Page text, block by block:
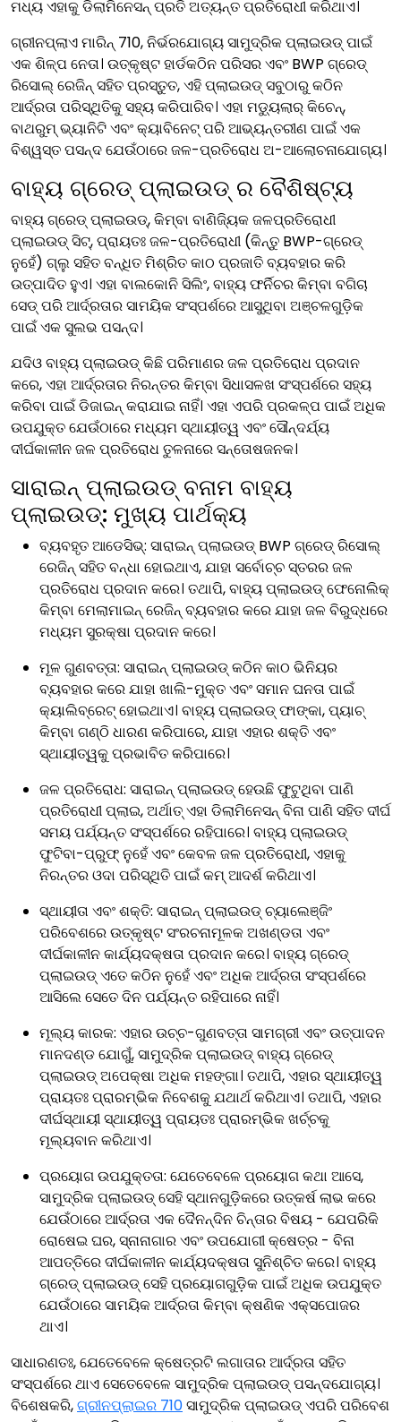
ମଧ୍ୟ ଏହାକୁ ଡିଲାମିନେସନ୍ ପ୍ରତି ଅତ୍ୟନ୍ତ ପ୍ରତିରୋଧୀ କରିଥାଏ।
ଗ୍ରୀନପ୍ଲାଏ ମାରିନ୍ 710, ନିର୍ଭରଯୋଗ୍ୟ ସାମୁଦ୍ରିକ ପ୍ଲାଇଉଡ୍ ପାଇଁ
ଏକ ଶିଳ୍ପ ନେତା। ଉତ୍କୃଷ୍ଟ ହାର୍ଡକଠିନ ପରିସର ଏବଂ BWP ଗ୍ରେଡ୍
ରିସୋଲ୍ ରେଜିନ୍ ସହିତ ପ୍ରସ୍ତୁତ, ଏହି ପ୍ଲାଇଉଡ୍ ସବୁଠାରୁ କଠିନ
ଆର୍ଦ୍ରତା ପରିସ୍ଥିତିକୁ ସହ୍ୟ କରିପାରିବ। ଏହା ମଡ୍ୟୁଲାର୍ କିଚେନ୍,
ବାଥରୁମ୍ ଭ୍ୟାନିଟି ଏବଂ କ୍ୟାବିନେଟ୍ ପରି ଆଭ୍ୟନ୍ତରୀଣ ପାଇଁ ଏକ
ବିଶ୍ୱସ୍ତ ପସନ୍ଦ ଯେଉଁଠାରେ ଜଳ-ପ୍ରତିରୋଧ ଅ-ଆଲୋଚନାଯୋଗ୍ୟ।
ବାହ୍ୟ ଗ୍ରେଡ୍ ପ୍ଲାଇଉଡ୍ ର ବୈଶିଷ୍ଟ୍ୟ
ବାହ୍ୟ ଗ୍ରେଡ୍ ପ୍ଲାଇଉଡ୍, କିମ୍ବା ବାଣିଜ୍ୟିକ ଜଳପ୍ରତିରୋଧୀ
ପ୍ଲାଇଉଡ୍ ସିଟ୍, ପ୍ରାୟତଃ ଜଳ-ପ୍ରତିରୋଧୀ (କିନ୍ତୁ BWP-ଗ୍ରେଡ୍
ନୁହେଁ) ଗ୍ଲୁ ସହିତ ବନ୍ଧିତ ମିଶ୍ରିତ କାଠ ପ୍ରଜାତି ବ୍ୟବହାର କରି
ଉତ୍ପାଦିତ ହୁଏ। ଏହା ବାଲକୋନି ସିଲିଂ, ବାହ୍ୟ ଫର୍ନିଚର କିମ୍ବା ବଗିଚା
ସେଡ୍ ପରି ଆର୍ଦ୍ରତାର ସାମୟିକ ସଂସ୍ପର୍ଶରେ ଆସୁଥିବା ଅଞ୍ଚଳଗୁଡ଼ିକ
ପାଇଁ ଏକ ସୁଲଭ ପସନ୍ଦ।
ଯଦିଓ ବାହ୍ୟ ପ୍ଲାଇଉଡ୍ କିଛି ପରିମାଣର ଜଳ ପ୍ରତିରୋଧ ପ୍ରଦାନ
କରେ, ଏହା ଆର୍ଦ୍ରତାର ନିରନ୍ତର କିମ୍ବା ସିଧାସଳଖ ସଂସ୍ପର୍ଶରେ ସହ୍ୟ
କରିବା ପାଇଁ ଡିଜାଇନ୍ କରାଯାଇ ନାହିଁ। ଏହା ଏପରି ପ୍ରକଳ୍ପ ପାଇଁ ଅଧିକ
ଉପଯୁକ୍ତ ଯେଉଁଠାରେ ମଧ୍ୟମ ସ୍ଥାୟୀତ୍ୱ ଏବଂ ସୌନ୍ଦର୍ଯ୍ୟ
ଦୀର୍ଘକାଳୀନ ଜଳ ପ୍ରତିରୋଧ ତୁଳନାରେ ସନ୍ତୋଷଜନକ।
ସାରାଇନ୍ ପ୍ଲାଇଉଡ୍ ବନାମ ବାହ୍ୟ
ପ୍ଲାଇଉଡ୍: ମୁଖ୍ୟ ପାର୍ଥକ୍ୟ
ବ୍ୟବହୃତ ଆଡେସିଭ୍: ସାରାଇନ୍ ପ୍ଲାଇଉଡ୍ BWP ଗ୍ରେଡ୍ ରିସୋଲ୍
ରେଜିନ୍ ସହିତ ବନ୍ଧା ହୋଇଥାଏ, ଯାହା ସର୍ବୋଚ୍ଚ ସ୍ତରର ଜଳ
ପ୍ରତିରୋଧ ପ୍ରଦାନ କରେ। ତଥାପି, ବାହ୍ୟ ପ୍ଲାଇଉଡ୍ ଫେନୋଲିକ୍
କିମ୍ବା ମେଲାମାଇନ୍ ରେଜିନ୍ ବ୍ୟବହାର କରେ ଯାହା ଜଳ ବିରୁଦ୍ଧରେ
ମଧ୍ୟମ ସୁରକ୍ଷା ପ୍ରଦାନ କରେ।
ମୂଳ ଗୁଣବତ୍ତା: ସାରାଇନ୍ ପ୍ଲାଇଉଡ୍ କଠିନ କାଠ ଭିନିୟର
ବ୍ୟବହାର କରେ ଯାହା ଖାଲି-ମୁକ୍ତ ଏବଂ ସମାନ ଘନତା ପାଇଁ
କ୍ୟାଲିବ୍ରେଟ୍ ହୋଇଥାଏ। ବାହ୍ୟ ପ୍ଲାଇଉଡ୍ ଫାଙ୍କା, ପ୍ୟାଚ୍
କିମ୍ବା ଗଣ୍ଠି ଧାରଣ କରିପାରେ, ଯାହା ଏହାର ଶକ୍ତି ଏବଂ
ସ୍ଥାୟୀତ୍ୱକୁ ପ୍ରଭାବିତ କରିପାରେ।
ଜଳ ପ୍ରତିରୋଧ: ସାରାଇନ୍ ପ୍ଲାଇଉଡ୍ ହେଉଛି ଫୁଟୁଥିବା ପାଣି
ପ୍ରତିରୋଧୀ ପ୍ଲାଇ, ଅର୍ଥାତ୍ ଏହା ଡିଲାମିନେସନ୍ ବିନା ପାଣି ସହିତ ଦୀର୍ଘ
ସମୟ ପର୍ଯ୍ୟନ୍ତ ସଂସ୍ପର୍ଶରେ ରହିପାରେ। ବାହ୍ୟ ପ୍ଲାଇଉଡ୍
ଫୁଟିବା-ପ୍ରୁଫ୍ ନୁହେଁ ଏବଂ କେବଳ ଜଳ ପ୍ରତିରୋଧୀ, ଏହାକୁ
ନିରନ୍ତର ଓଦା ପରିସ୍ଥିତି ପାଇଁ କମ୍ ଆଦର୍ଶ କରିଥାଏ।
ସ୍ଥାୟୀତା ଏବଂ ଶକ୍ତି: ସାରାଇନ୍ ପ୍ଲାଇଉଡ୍ ଚ୍ୟାଲେଞ୍ଜିଂ
ପରିବେଶରେ ଉତ୍କୃଷ୍ଟ ସଂରଚନାମୂଳକ ଅଖଣ୍ଡତା ଏବଂ
ଦୀର୍ଘକାଳୀନ କାର୍ଯ୍ୟଦକ୍ଷତା ପ୍ରଦାନ କରେ। ବାହ୍ୟ ଗ୍ରେଡ୍
ପ୍ଲାଇଉଡ୍ ଏତେ କଠିନ ନୁହେଁ ଏବଂ ଅଧିକ ଆର୍ଦ୍ରତା ସଂସ୍ପର୍ଶରେ
ଆସିଲେ ସେତେ ଦିନ ପର୍ଯ୍ୟନ୍ତ ରହିପାରେ ନାହିଁ।
ମୂଲ୍ୟ କାରକ: ଏହାର ଉଚ୍ଚ-ଗୁଣବତ୍ତା ସାମଗ୍ରୀ ଏବଂ ଉତ୍ପାଦନ
ମାନଦଣ୍ଡ ଯୋଗୁଁ, ସାମୁଦ୍ରିକ ପ୍ଲାଇଉଡ୍ ବାହ୍ୟ ଗ୍ରେଡ୍
ପ୍ଲାଇଉଡ୍ ଅପେକ୍ଷା ଅଧିକ ମହଙ୍ଗା। ତଥାପି, ଏହାର ସ୍ଥାୟୀତ୍ୱ
ପ୍ରାୟତଃ ପ୍ରାରମ୍ଭିକ ନିବେଶକୁ ଯଥାର୍ଥ କରିଥାଏ। ତଥାପି, ଏହାର
ଦୀର୍ଘସ୍ଥାୟୀ ସ୍ଥାୟୀତ୍ୱ ପ୍ରାୟତଃ ପ୍ରାରମ୍ଭିକ ଖର୍ଚ୍ଚକୁ
ମୂଲ୍ୟବାନ କରିଥାଏ।
ପ୍ରୟୋଗ ଉପଯୁକ୍ତତା: ଯେତେବେଳେ ପ୍ରୟୋଗ କଥା ଆସେ,
ସାମୁଦ୍ରିକ ପ୍ଲାଇଉଡ୍ ସେହି ସ୍ଥାନଗୁଡ଼ିକରେ ଉତ୍କର୍ଷ ଲାଭ କରେ
ଯେଉଁଠାରେ ଆର୍ଦ୍ରତା ଏକ ଦୈନନ୍ଦିନ ଚିନ୍ତାର ବିଷୟ - ଯେପରିକି
ରୋଷେଇ ଘର, ସ୍ନାନାଗାର ଏବଂ ଉପଯୋଗୀ କ୍ଷେତ୍ର - ବିନା
ଆପତ୍ତିରେ ଦୀର୍ଘକାଳୀନ କାର୍ଯ୍ୟଦକ୍ଷତା ସୁନିଶ୍ଚିତ କରେ। ବାହ୍ୟ
ଗ୍ରେଡ୍ ପ୍ଲାଇଉଡ୍ ସେହି ପ୍ରୟୋଗଗୁଡ଼ିକ ପାଇଁ ଅଧିକ ଉପଯୁକ୍ତ
ଯେଉଁଠାରେ ସାମୟିକ ଆର୍ଦ୍ରତା କିମ୍ବା କ୍ଷଣିକ ଏକ୍ସପୋଜର
ଥାଏ।
ସାଧାରଣତଃ, ଯେତେବେଳେ କ୍ଷେତ୍ରଟି ଲଗାତାର ଆର୍ଦ୍ରତା ସହିତ
ସଂସ୍ପର୍ଶରେ ଥାଏ ସେତେବେଳେ ସାମୁଦ୍ରିକ ପ୍ଲାଇଉଡ୍ ପସନ୍ଦଯୋଗ୍ୟ।
ବିଶେଷକରି,ଗ୍ରୀନପ୍ଲାଇର 710ସାମୁଦ୍ରିକ ପ୍ଲାଇଉଡ୍ ଏପରି ପରିବେଶ